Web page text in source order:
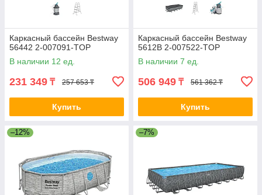
Каркасный бассейн Bestway
56442 2-007091-TOP
В наличии 12 ед.
231 349 ₸ 257 653 ₸
Купить
Каркасный бассейн Bestway
5612B 2-007522-TOP
В наличии 7 ед.
506 949 ₸ 561 362 ₸
Купить
–12% –7%